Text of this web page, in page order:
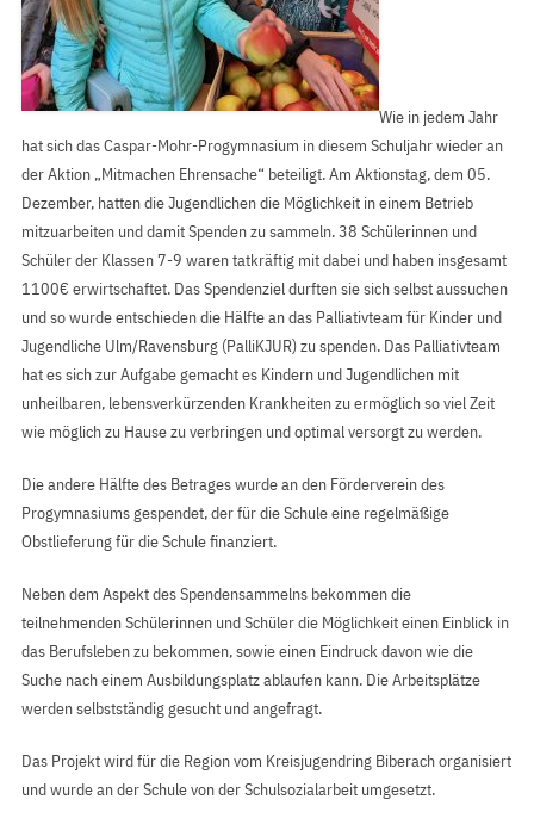
Wie in jedem Jahr
hat sich das Caspar-Mohr-Progymnasium in diesem Schuljahr wieder an
der Aktion „Mitmachen Ehrensache“ beteiligt. Am Aktionstag, dem 05.
Dezember, hatten die Jugendlichen die Möglichkeit in einem Betrieb
mitzuarbeiten und damit Spenden zu sammeln. 38 Schülerinnen und
Schüler der Klassen 7-9 waren tatkräftig mit dabei und haben insgesamt
1100€ erwirtschaftet. Das Spendenziel durften sie sich selbst aussuchen
und so wurde entschieden die Hälfte an das Palliativteam für Kinder und
Jugendliche Ulm/Ravensburg (PalliKJUR) zu spenden. Das Palliativteam
hat es sich zur Aufgabe gemacht es Kindern und Jugendlichen mit
unheilbaren, lebensverkürzenden Krankheiten zu ermöglich so viel Zeit
wie möglich zu Hause zu verbringen und optimal versorgt zu werden.
Die andere Hälfte des Betrages wurde an den Förderverein des
Progymnasiums gespendet, der für die Schule eine regelmäßige
Obstlieferung für die Schule finanziert.
Neben dem Aspekt des Spendensammelns bekommen die
teilnehmenden Schülerinnen und Schüler die Möglichkeit einen Einblick in
das Berufsleben zu bekommen, sowie einen Eindruck davon wie die
Suche nach einem Ausbildungsplatz ablaufen kann. Die Arbeitsplätze
werden selbstständig gesucht und angefragt.
Das Projekt wird für die Region vom Kreisjugendring Biberach organisiert
und wurde an der Schule von der Schulsozialarbeit umgesetzt.